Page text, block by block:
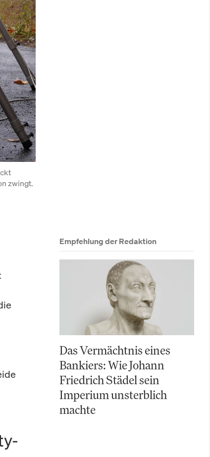
zwingt.
Empfehlung der Redaktion
Das Vermächtnis eines
Bankiers: Wie Johann
Friedrich Städel sein
Imperium unsterblich
machte